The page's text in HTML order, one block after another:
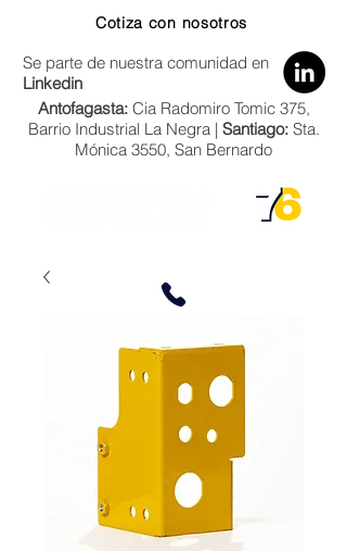
Cotiza con nosotros
Se parte de nuestra comunidad en
Linkedin
Antofagasta:Cia Radomiro Tomic 375,
Barrio Industrial La Negra | Santiago:Sta.
Mónica 3550, San Bernardo
+56 9 5333 7022